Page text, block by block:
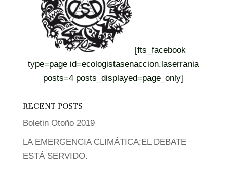
[fts_facebook
type=page id=ecologistasenaccion.laserrania
posts=4 posts_displayed=page_only]
RECENT POSTS
Boletin Otoño 2019
LA EMERGENCIA CLIMÁTICA;EL DEBATE
ESTÁ SERVIDO.